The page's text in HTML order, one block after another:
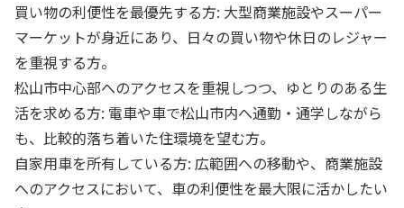
買い物の利便性を最優先する方: 大型商業施設やスーパー
マーケットが身近にあり、日々の買い物や休日のレジャー
を重視する方。
松山市中心部へのアクセスを重視しつつ、ゆとりのある生
活を求める方: 電車や車で松山市内へ通勤・通学しながら
も、比較的落ち着いた住環境を望む方。
自家用車を所有している方: 広範囲への移動や、商業施設
へのアクセスにおいて、車の利便性を最大限に活かしたい